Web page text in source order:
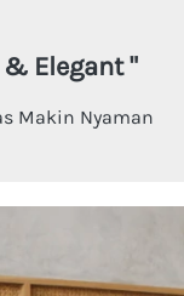
Elegant "
Makin Nyaman